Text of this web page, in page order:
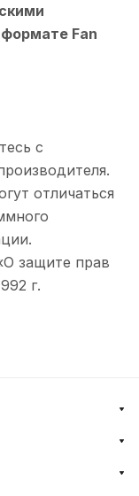
Fan
с
отличаться
защите прав
г.